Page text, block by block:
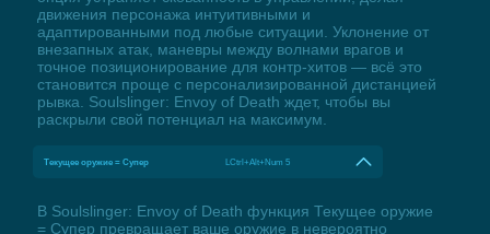
движения персонажа интуитивными и
адаптированными под любые ситуации. Уклонение от
внезапных атак, маневры между волнами врагов и
точное позиционирование для контр-хитов — всё это
становится проще с персонализированной дистанцией
рывка. Soulslinger: Envoy of Death ждет, чтобы вы
раскрыли свой потенциал на максимум.
Текущее оружие = Супер LCtrl+Alt+Num 5
В Soulslinger: Envoy of Death функция Текущее оружие
= Супер превращает ваше оружие в невероятно